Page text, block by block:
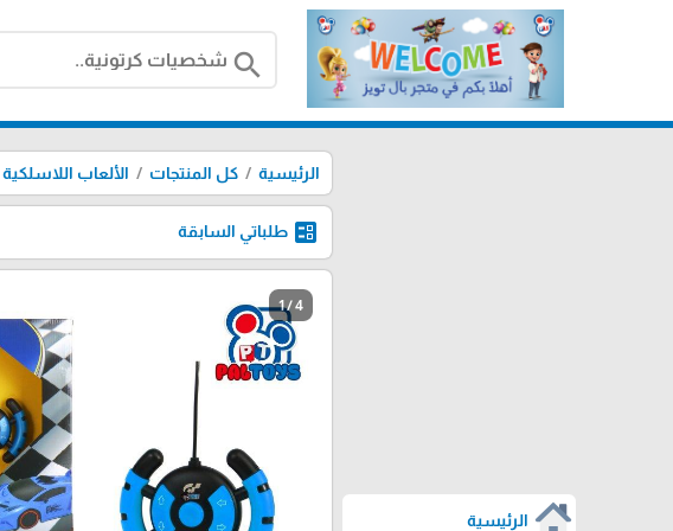
search
الرئيسية
الرئيسية كل المنتجات الألعاب اللاسلكية
ballot طلباتي السابقة
1 / 4